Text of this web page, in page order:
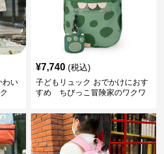
わい
¥7,740 (税込)
子どもリュック おでかけにおす
すめ ちびっこ冒険家のワクワ